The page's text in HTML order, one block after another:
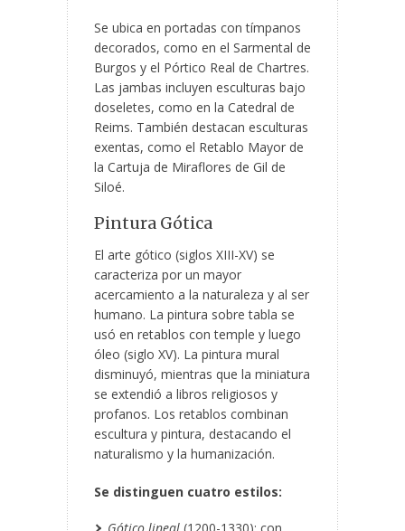
Se ubica en portadas con tímpanos
decorados, como en el Sarmental de
Burgos y el Pórtico Real de Chartres.
Las jambas incluyen esculturas bajo
doseletes, como en la Catedral de
Reims. También destacan esculturas
exentas, como el Retablo Mayor de
la Cartuja de Miraflores de Gil de
Siloé.
Pintura Gótica
El arte gótico (siglos XIII-XV) se
caracteriza por un mayor
acercamiento a la naturaleza y al ser
humano. La pintura sobre tabla se
usó en retablos con temple y luego
óleo (siglo XV). La pintura mural
disminuyó, mientras que la miniatura
se extendió a libros religiosos y
profanos. Los retablos combinan
escultura y pintura, destacando el
naturalismo y la humanización.
Se distinguen cuatro estilos: